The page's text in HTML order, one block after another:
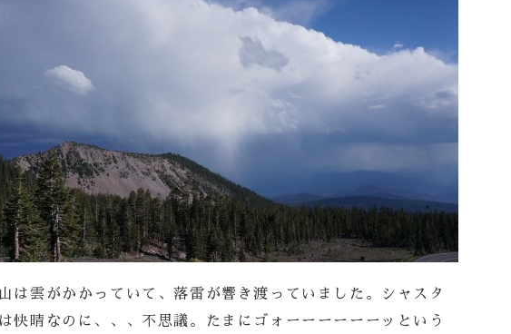
は雲がかかっていて、落雷が響き渡っていました。シャスタ
快晴なのに、、、不思議。たまにゴォーーーーーーッという